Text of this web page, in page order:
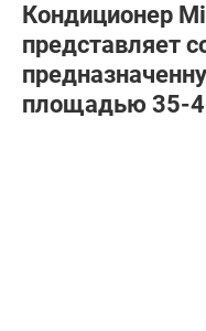
Кондиционер
представляет
площадью 35-